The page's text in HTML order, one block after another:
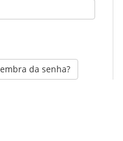
da senha?